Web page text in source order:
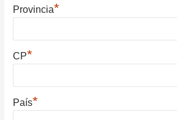
Provincia*
CP*
País*